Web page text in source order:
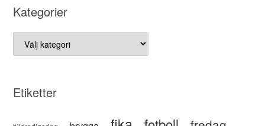
Kategorier
Kategorier
Etiketter